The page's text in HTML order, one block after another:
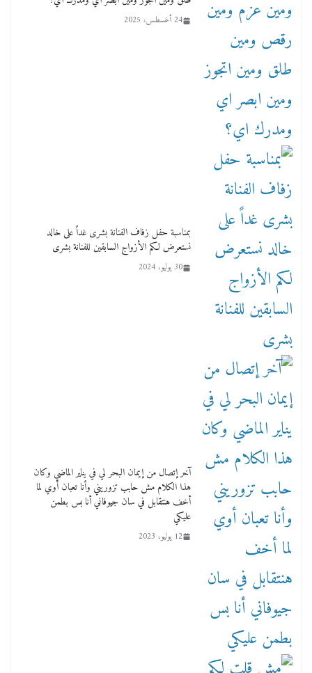
24 أغسطس، 2025
بمناسبة حفل زفاف الفنانة بشرى غداً على خالد
نستعرض لكم الأزواج السابقين للفنانة بشرى
30 يوليو، 2024
آخر إتصال من إيمان البحر لي في يناير الماضي وكان
هذا الكلام مش حابب تزوريني وأنا تعبان أوي لما
أخف هنتقابل في سان جيوفاني أنا بس بطمن
عليكي
12 يوليو، 2023